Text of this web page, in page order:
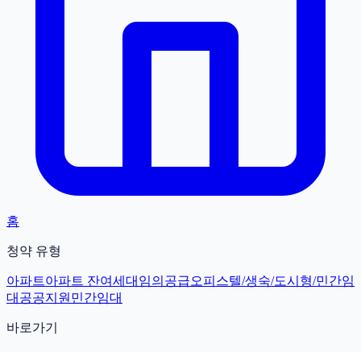
홈
청약 유형
아파트아파트 잔여세대 임의공급오피스텔/생숙/도시형/민간임
대 공공지원민간임대
바로가기